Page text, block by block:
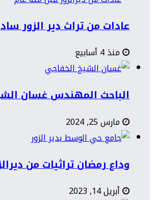
عادات من تراث دير الزور
منذ 4 أسابيع
الباحث المهندس غسان
مارس 25, 2024
وداع رمضان تراثيات من
أبريل 14, 2023